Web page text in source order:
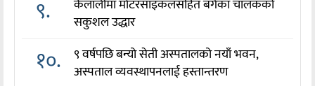
९.
कैलालीमा मोटरसाइकलसहित बगेका चालकको
सकुशल उद्धार
१०.
९ वर्षपछि बन्यो सेती अस्पतालको नयाँ भवन,
अस्पताल व्यवस्थापनलाई हस्तान्तरण